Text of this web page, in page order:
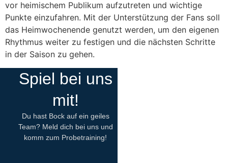
vor heimischem Publikum aufzutreten und wichtige
Punkte einzufahren. Mit der Unterstützung der Fans soll
das Heimwochenende genutzt werden, um den eigenen
Rhythmus weiter zu festigen und die nächsten Schritte
in der Saison zu gehen.
Spiel bei uns
mit!
Du hast Bock auf ein geiles
Team? Meld dich bei uns und
komm zum Probetraining!